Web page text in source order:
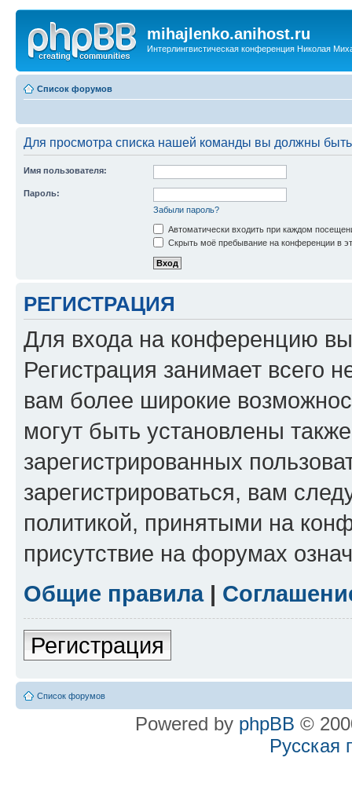
mihajlenko.anihost.ru
Интерлингвистическая конференция Николая
Список форумов
Для просмотра списка нашей команды вы должны
Имя пользователя:
Пароль:
Забыли пароль?
Автоматически входить при каждом
Скрыть моё пребывание на конференции в
РЕГИСТРАЦИЯ
Для входа на конференцию
Регистрация занимает всего
вам более широкие
могут быть установлены
зарегистрированных
зарегистрироваться, вам
политикой, принятыми на
присутствие на форумах
Общие правила|
Регистрация
Список форумов
Powered by phpBB ©
Русская